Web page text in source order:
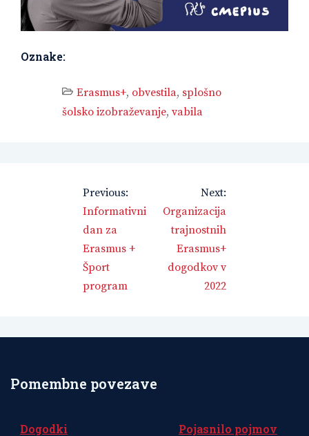
Oznake:
Erasmus+, obvestila, splošno
šolsko izobraževanje, vabila
Navigacija
prispevka
Previous:
Informativni
dan za
Erasmus +
Šport
program
Next:
Organizacija
trajnostnih
Erasmus+
dogodkov v
2022
Pomembne povezave
Dogodki
Pojasnilo pojmov